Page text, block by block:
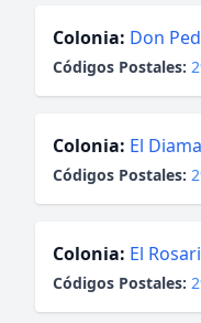
Colonia: Don
Códigos Postales:
Colonia: El
Códigos Postales:
Colonia: El
Códigos Postales: